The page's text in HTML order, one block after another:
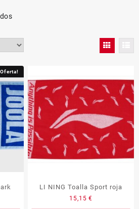
Ordenado
los
LI NING Toalla Sport roja
15,15€